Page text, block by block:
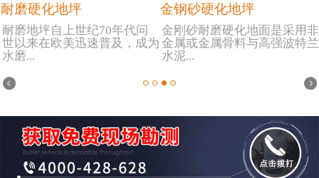
耐磨硬化地坪
耐磨地坪自上世纪70年代问
世以来在欧美迅速普及，成为
水磨...
金钢砂硬化地坪
金刚砂耐磨硬化地面是采用非
金属或金属骨料与高强波特兰
水泥...